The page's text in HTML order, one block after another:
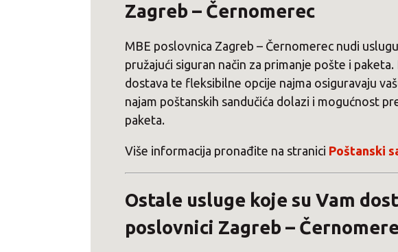
Zagreb – Černomerec
MBE poslovnica Zagreb – Černomerec nudi
pružajući siguran način za primanje pošte i
dostava te fleksibilne opcije najma osiguravaju
najam poštanskih sandučića dolazi i mogućnost
paketa.
Više informacija pronađite na stranici Poštanski
Ostale usluge koje su Vam
poslovnici Zagreb –